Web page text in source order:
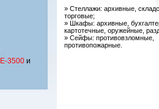
Е-3500 и
» Стеллажи: архивные,
торговые;
» Шкафы: архивные,
картотечные, оружейные,
» Cейфы: противовзломные,
противопожарные.